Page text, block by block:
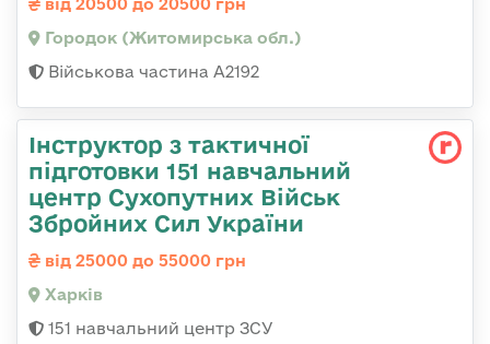
від 20500 до 20500 грн
Городок (Житомирська обл.)
Військова частина А2192
Інструктор з тактичної
підготовки 151 навчальний
центр Сухопутних Військ
Збройних Сил України
від 25000 до 55000 грн
Харків
151 навчальний центр ЗСУ